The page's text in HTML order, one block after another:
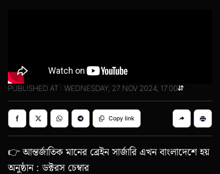
PUBLISHED AT : WEDNESDAY, 27 NOV 2024, 17:00
Copy link
👉 আন্তর্জাতিক মানের ব্রেইন সার্জারি এখন বাংলাদেশে হয়
অনুষ্ঠান : ডক্টরস চেম্বার